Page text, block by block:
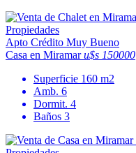
Apto Crédito Muy Bueno
Casa en Miramaru$s 150000
Superficie 160 m2
Amb. 6
Dormit. 4
Baños 3